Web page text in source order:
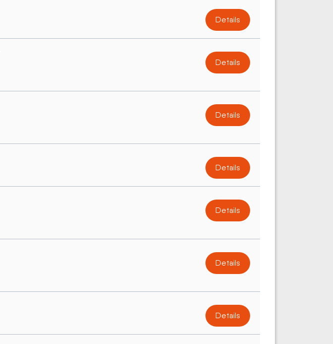
Details
Details
Details
Details
Details
Details
Details